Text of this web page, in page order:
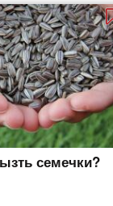
семечки?